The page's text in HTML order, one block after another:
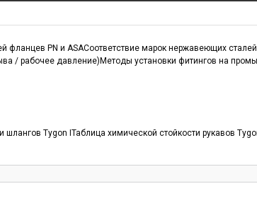
фланцев PN и ASAСоответствие марок нержавеющих сталей
/ рабочее давление) Методы установки фитингов на
шлангов Tygon I Таблица химической стойкости рукавов